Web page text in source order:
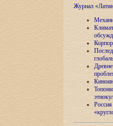
Журнал